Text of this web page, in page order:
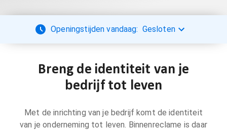
Openingstijden vandaag: Gesloten
Breng de identiteit van je
bedrijf tot leven
Met de inrichting van je bedrijf komt de identiteit
van je onderneming tot leven. Binnenreclame is daar